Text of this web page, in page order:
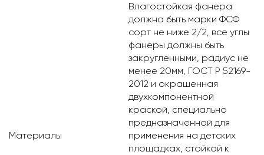
Материалы
Влагостойкая фанера
должна быть марки ФСФ
сорт не ниже 2/2, все углы
фанеры должны быть
закругленными, радиус не
менее 20мм, ГОСТ Р 52169-
2012 и окрашенная
двухкомпонентной
краской, специально
предназначенной для
применения на детских
площадках, стойкой к